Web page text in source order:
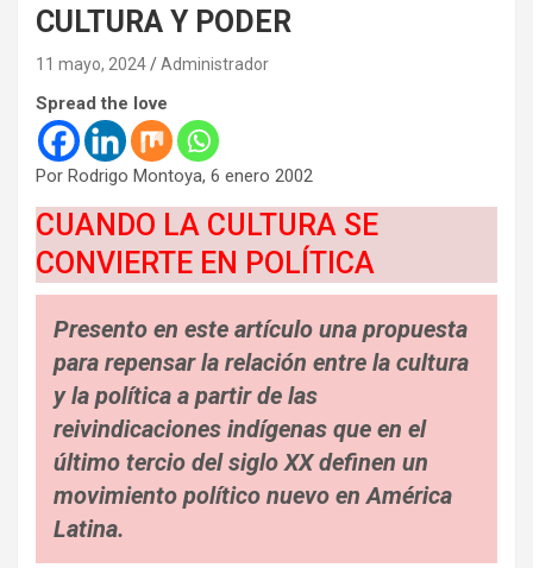
CULTURA Y PODER
11 mayo, 2024 Administrador
Spread the love
Por Rodrigo Montoya, 6 enero 2002
CUANDO LA CULTURA SE
CONVIERTE EN POLÍTICA
Presento en este artículo una propuesta
para repensar la relación entre la cultura
y la política a partir de las
reivindicaciones indígenas que en el
último tercio del siglo XX definen un
movimiento político nuevo en América
Latina.